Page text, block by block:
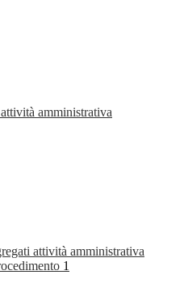
amministrativa
attività amministrativa
1